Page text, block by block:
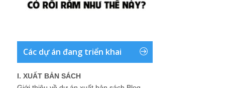
Các dự án đang triển khai
I. XUẤT BẢN SÁCH